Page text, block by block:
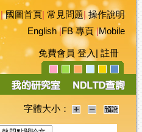
|國圖首頁 常見問題|操作說明
English|FB 專頁|Mobile
免費會員 登入 註冊
字體大小：